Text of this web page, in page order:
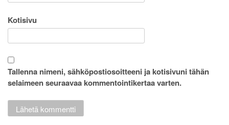
Kotisivu
Tallenna nimeni, sähköpostiosoitteeni ja kotisivuni tähän
selaimeen seuraavaa kommentointikertaa varten.